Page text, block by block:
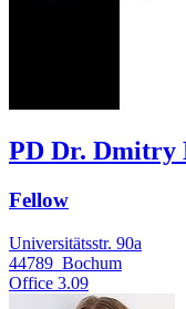
PD Dr. Dmitry
Fellow
Universitätsstr. 90a
44789 Bochum
Office 3.09